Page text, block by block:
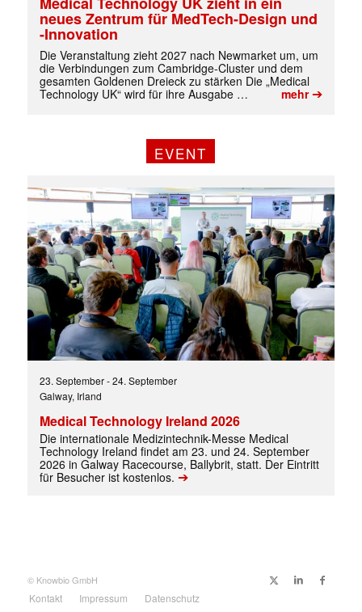
✕
neues Zentrum für MedTech-Design und
-Innovation
Die Veranstaltung zieht 2027 nach Newmarket um, um
die Verbindungen zum Cambridge-Cluster und dem
gesamten Goldenen Dreieck zu stärken Die „Medical
Technology UK“ wird für ihre Ausgabe …
mehr➔
EVENT
23. September-24. September
Galway, Irland
Medical Technology Ireland 2026
Die internationale Medizintechnik-Messe Medical
Technology Ireland findet am 23. und 24. September
2026 in Galway Racecourse, Ballybrit, statt. Der Eintritt
für Besucher ist kostenlos. ➔
© Knowbio GmbH
Kontakt Impressum Datenschutz